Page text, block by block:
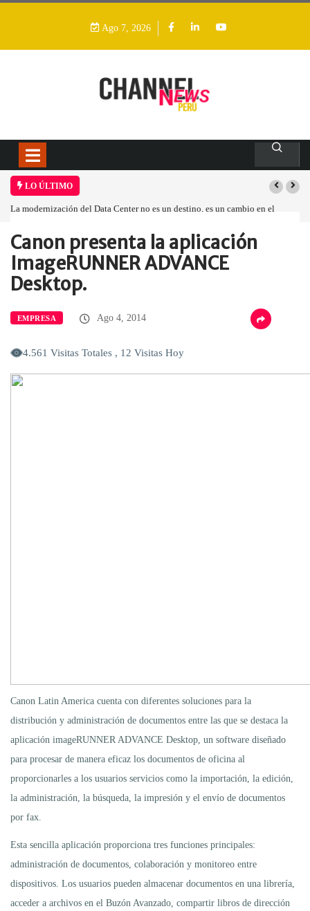
Ago 7, 2026
LO ÚLTIMO
un destino, es un cambio en el Los ingresos por semiconductores
Home Empresa Canon presenta la…
Canon presenta la aplicación
ImageRUNNER ADVANCE
Desktop.
EMPRESA Ago 4, 2014
4.561 Visitas Totales , 12 Visitas Hoy
Canon Latin America cuenta con diferentes soluciones para la
distribución y administración de documentos entre las que se destaca la
aplicación imageRUNNER ADVANCE Desktop, un software diseñado
para procesar de manera eficaz los documentos de oficina al
proporcionarles a los usuarios servicios como la importación, la edición,
la administración, la búsqueda, la impresión y el envío de documentos
por fax.
Esta sencilla aplicación proporciona tres funciones principales:
administración de documentos, colaboración y monitoreo entre
dispositivos. Los usuarios pueden almacenar documentos en una librería,
acceder a archivos en el Buzón Avanzado, compartir libros de dirección